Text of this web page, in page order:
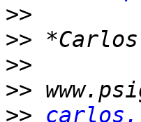
>>
>>
>>
>>
>>